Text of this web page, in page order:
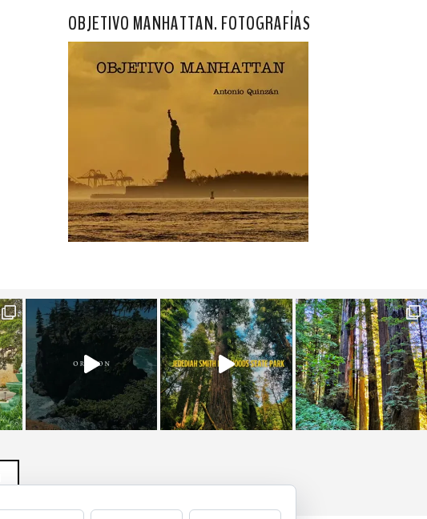
OBJETIVO MANHATTAN. FOTOGRAFÍAS